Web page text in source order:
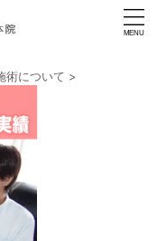
術について >